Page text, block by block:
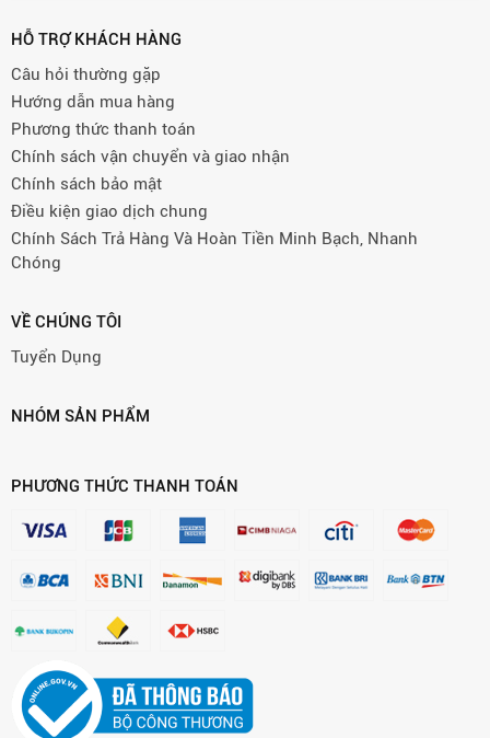
HỖ TRỢ KHÁCH HÀNG
Câu hỏi thường gặp
Hướng dẫn mua hàng
Phương thức thanh toán
Chính sách vận chuyển và giao nhận
Chính sách bảo mật
Điều kiện giao dịch chung
Chính Sách Trả Hàng Và Hoàn Tiền Minh Bạch, Nhanh
Chóng
VỀ CHÚNG TÔI
Tuyển Dụng
NHÓM SẢN PHẨM
PHƯƠNG THỨC THANH TOÁN